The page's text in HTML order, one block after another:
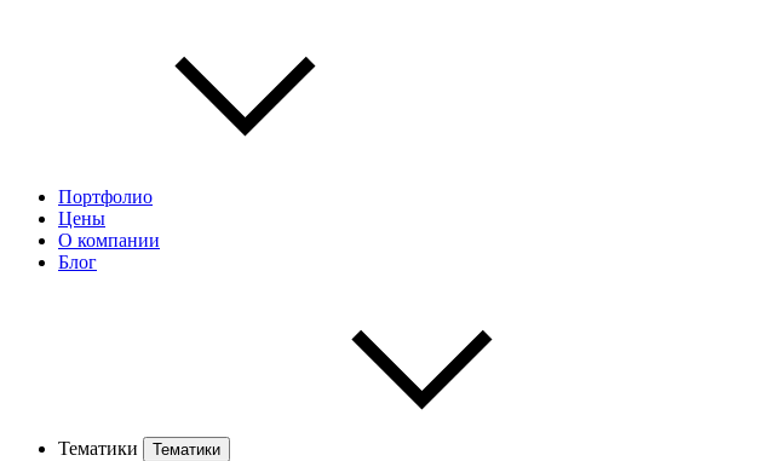
Портфолио
Цены
О компании
Блог
Тематики Тематики